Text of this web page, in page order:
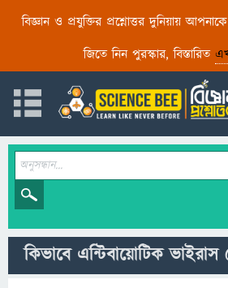
বিজ্ঞান ও প্রযুক্তির প্রশ্নোত্তর দুনিয়ায়
জিতে নিন পুরস্কার, বিস্তারিত
কিভাবে এন্টিবায়োটিক ভাইরাস